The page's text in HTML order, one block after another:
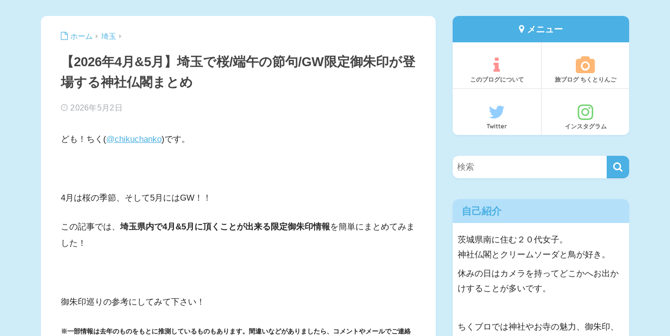
ホーム 埼玉
【2026年4月&5月】埼玉で桜/端午の節句/GW限定御朱印が登
場する神社仏閣まとめ
2026年5月2日
ども！ちく(@chikuchanko)です。
4月は桜の季節、そして5月にはGW！！
この記事では、 埼玉県内で4月&5月に頂くことが出来る限定御朱印情報を簡単にまとめてみま
した！
御朱印巡りの参考にしてみて下さい！
※一部情報は去年のものをもとに推測しているものもあります。間違いなどがありましたら、コメントやメールでご連絡
メニュー
このブログについて 旅ブログ ちくとりんご
Twitter インスタグラム
自己紹介
茨城県南に住む２０代女子。
神社仏閣とクリームソーダと鳥が好き。
休みの日はカメラを持ってどこかへお出か
けすることが多いです。
ちくブロでは神社やお寺の魅力、御朱印、